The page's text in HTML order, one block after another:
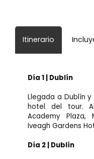
Itinerario
Día 1 | Dublín
Llegada a Dublín
hotel del tour.
Academy Plaza,
Iveagh Gardens
Día 2 | Dublín